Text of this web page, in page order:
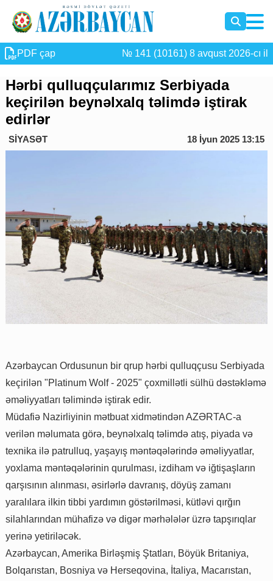
PDF çap № 141 (10161) 8 avqust 2026-cı il
Hərbi qulluqçularımız Serbiyada
keçirilən beynəlxalq təlimdə iştirak
edirlər
SİYASƏT 18 İyun 2025 13:15
Azərbaycan Ordusunun bir qrup hərbi qulluqçusu Serbiyada
keçirilən "Platinum Wolf - 2025" çoxmillətli sülhü dəstəkləmə
əməliyyatları təlimində iştirak edir.
Müdafiə Nazirliyinin mətbuat xidmətindən AZƏRTAC-a
verilən məlumata görə, beynəlxalq təlimdə atış, piyada və
texnika ilə patrulluq, yaşayış məntəqələrində əməliyyatlar,
yoxlama məntəqələrinin qurulması, izdiham və iğtişaşların
qarşısının alınması, əsirlərlə davranış, döyüş zamanı
yaralılara ilkin tibbi yardımın göstərilməsi, kütləvi qırğın
silahlarından mühafizə və digər mərhələlər üzrə tapşırıqlar
yerinə yetiriləcək.
Azərbaycan, Amerika Birləşmiş Ştatları, Böyük Britaniya,
Bolqarıstan, Bosniya və Herseqovina, İtaliya, Macarıstan,